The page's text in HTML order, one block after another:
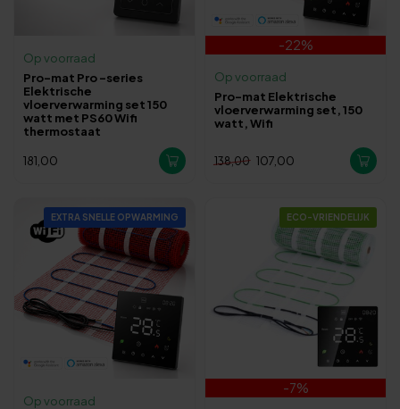
Op voorraad
Pro-mat Pro -series
Elektrische
vloerverwarming set 150
watt met PS60 Wifi
thermostaat
181,00
-22%
Op voorraad
Pro-mat Elektrische
vloerverwarming set, 150
watt, Wifi
138,00 107,00
EXTRA SNELLE OPWARMING
Op voorraad
ECO-VRIENDELIJK
-7%